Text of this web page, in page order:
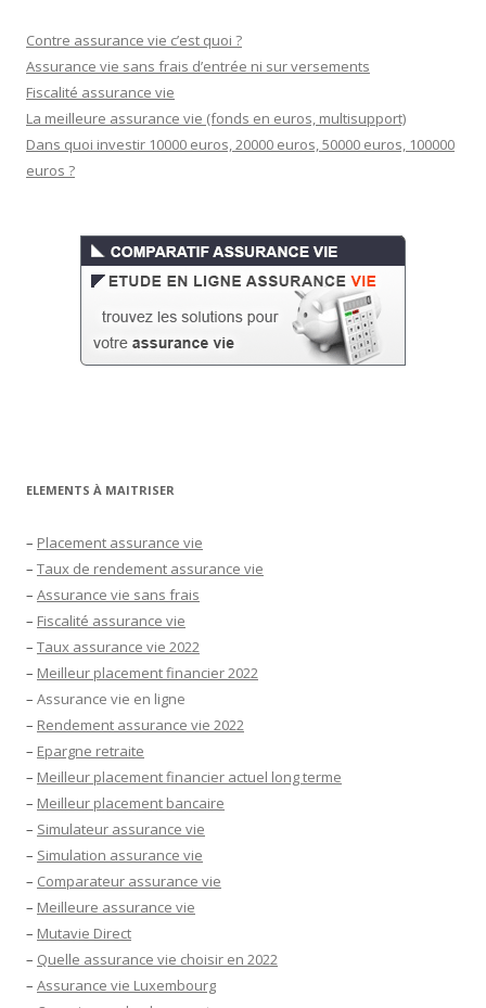
Contre assurance vie c’est quoi ?
Assurance vie sans frais d’entrée ni sur versements
Fiscalité assurance vie
La meilleure assurance vie (fonds en euros, multisupport)
Dans quoi investir 10000 euros, 20000 euros, 50000 euros, 100000
euros ?
ELEMENTS À MAITRISER
– Placement assurance vie
– Taux de rendement assurance vie
– Assurance vie sans frais
– Fiscalité assurance vie
– Taux assurance vie 2022
– Meilleur placement financier 2022
– Assurance vie en ligne
– Rendement assurance vie 2022
– Epargne retraite
– Meilleur placement financier actuel long terme
– Meilleur placement bancaire
– Simulateur assurance vie
– Simulation assurance vie
– Comparateur assurance vie
– Meilleure assurance vie
– Mutavie Direct
– Quelle assurance vie choisir en 2022
– Assurance vie Luxembourg